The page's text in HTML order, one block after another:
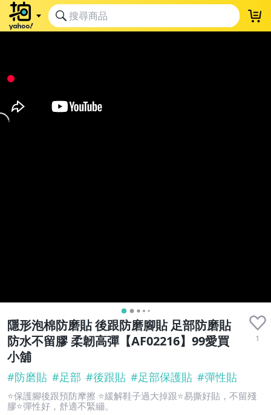
隱形泡棉防磨貼 後跟防磨腳貼 足部防磨貼
防水不留膠 柔韌高彈【AF02216】99愛買
小舖
1
#防磨貼 #足部 #後跟貼 #足部保護貼 #彈性貼
⭐保護腳後跟預防摩擦 ⭐緩解鞋子過大掉跟⭐易撕好貼，不留殘
膠⭐彈性好，舒適不緊繃。